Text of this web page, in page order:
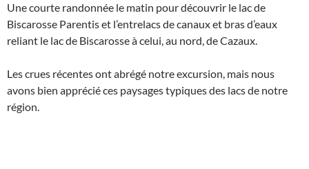
Une courte randonnée le matin pour découvrir le lac de
Biscarosse Parentis et l’entrelacs de canaux et bras d’eaux
reliant le lac de Biscarosse à celui, au nord, de Cazaux.
Les crues récentes ont abrégé notre excursion, mais nous
avons bien apprécié ces paysages typiques des lacs de notre
région.